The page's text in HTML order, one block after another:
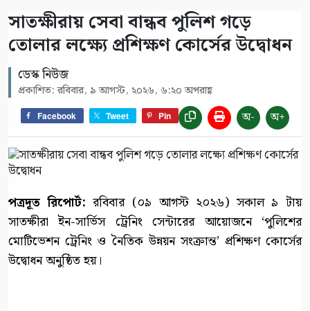
সাতক্ষীরায় সেবা বান্ধব পুলিশ গড়ে
তোলার লক্ষ্যে প্রশিক্ষণ কোর্সের উদ্বোধন
ডেস্ক নিউজ
প্রকাশিত: রবিবার, ৯ আগস্ট, ২০২৬, ৬:২০ অপরাহ্ণ
Facebook Tweet Pin অ- অ+
পত্রদূত রিপোর্ট: রবিবার (০৯ আগস্ট ২০২৬) সকাল ৯ টায়
সাতক্ষীরা ইন-সার্ভিস ট্রেনিং সেন্টারের আয়োজনে ‘পুলিশের
মোটিভেশন ট্রেনিং ও নৈতিক উন্নয়ন সংক্রান্ত’ প্রশিক্ষণ কোর্সের
উদ্বোধন অনুষ্ঠিত হয়।